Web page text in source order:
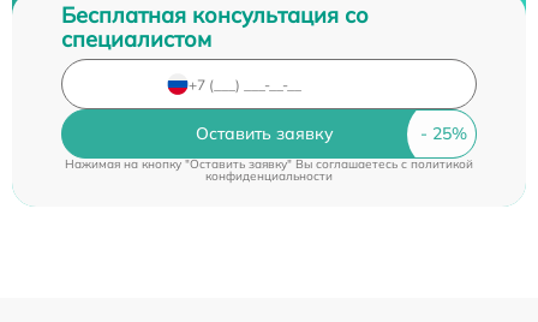
Бесплатная консультация со
специалистом
Оставить заявку
Нажимая на кнопку "Оставить заявку" Вы соглашаетесь c политикой
конфиденциальности